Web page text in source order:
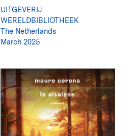
UITGEVERIJ
WERELDBIBLIOTHEEK
The Netherlands
March 2025